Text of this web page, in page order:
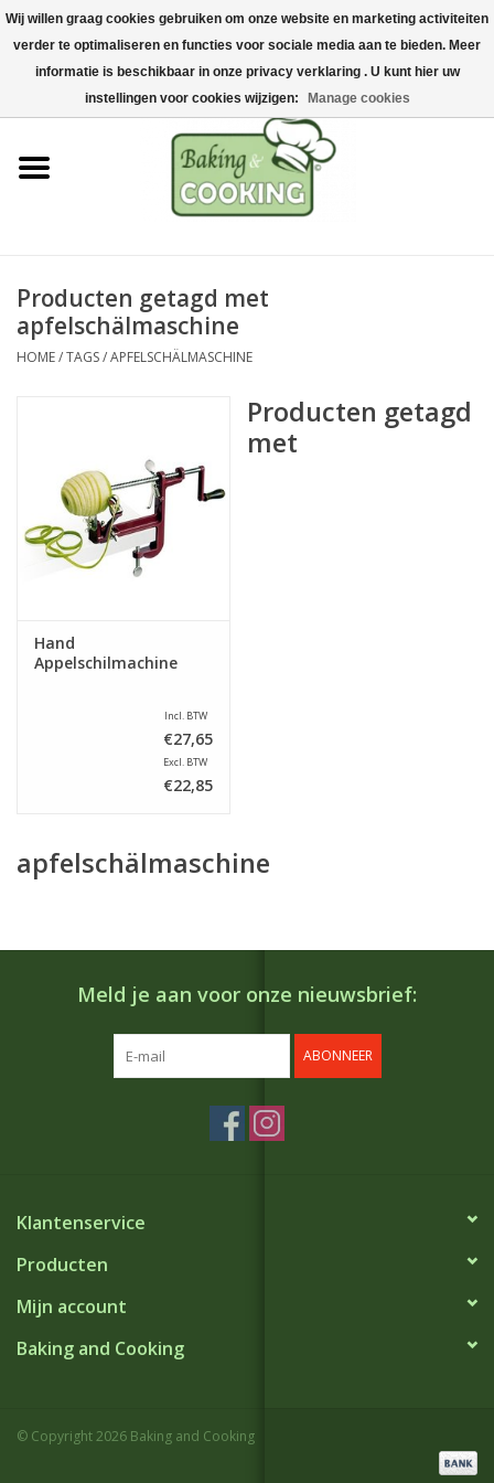
Home
Bak-& kookgerei
Machines & onderdelen
Chocolade & ijsbereiding
Hygiëne & opslag
Producten getagd met
apfelschälmaschine
HOME/TAGS/APFELSCHÄLMASCHINE
Hand
Appelschilmachine
Incl. BTW
€27,65
Excl. BTW
€22,85
Producten getagd
met
apfelschälmaschine
Meld je aan voor onze nieuwsbrief:
ABONNEER
Klantenservice
Producten
Mijn account
Baking and Cooking
© Copyright 2026 Baking and Cooking
Wij willen graag cookies gebruiken om onze website en marketing activiteiten
verder te optimaliseren en functies voor sociale media aan te bieden. Meer
informatie is beschikbaar in onze privacy verklaring . U kunt hier uw
instellingen voor cookies wijzigen:
Manage cookies